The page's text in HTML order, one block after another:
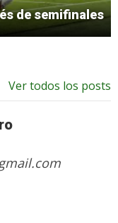
de semifinales
Ver todos los posts